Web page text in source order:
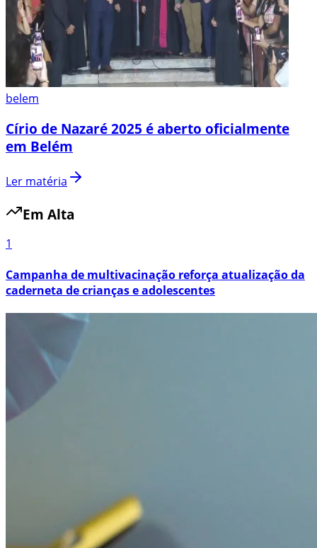
belem
Círio de Nazaré 2025 é aberto oficialmente
em Belém
Ler matéria
Em Alta
1
Campanha de multivacinação reforça atualização da
caderneta de crianças e adolescentes